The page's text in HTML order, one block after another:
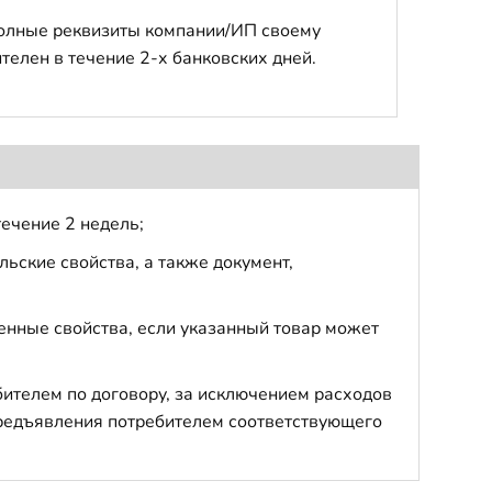
реквизиты компании/ИП своему
в течение 2-х банковских дней.
2 недель;
свойства, а также документ,
свойства, если указанный товар может
по договору, за исключением расходов
потребителем соответствующего